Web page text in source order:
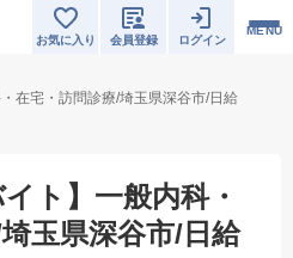
MENU
お気に入り 会員登録 ログイン
在宅・訪問診療/埼玉県深谷市/日給
ト】一般内科・
玉県深谷市/日給